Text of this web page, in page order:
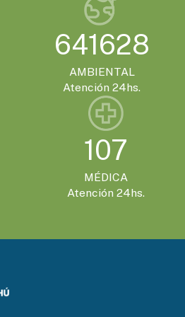
- 20:00HS.
celebra su 4ª edición
641628
AMBIENTAL
Atención 24hs.
107
MÉDICA
Atención 24hs.